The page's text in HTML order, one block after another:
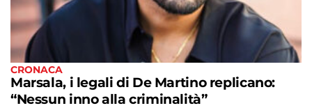
CRONACA
Marsala, i legali di De Martino replicano:
“Nessun inno alla criminalità”